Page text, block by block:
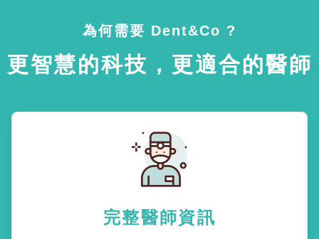
為何需要 Dent&Co ?
更智慧的科技，更適合的醫師
完整醫師資訊